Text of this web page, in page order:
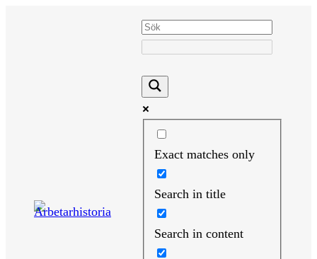
Exact matches only
Search in title
Search in content